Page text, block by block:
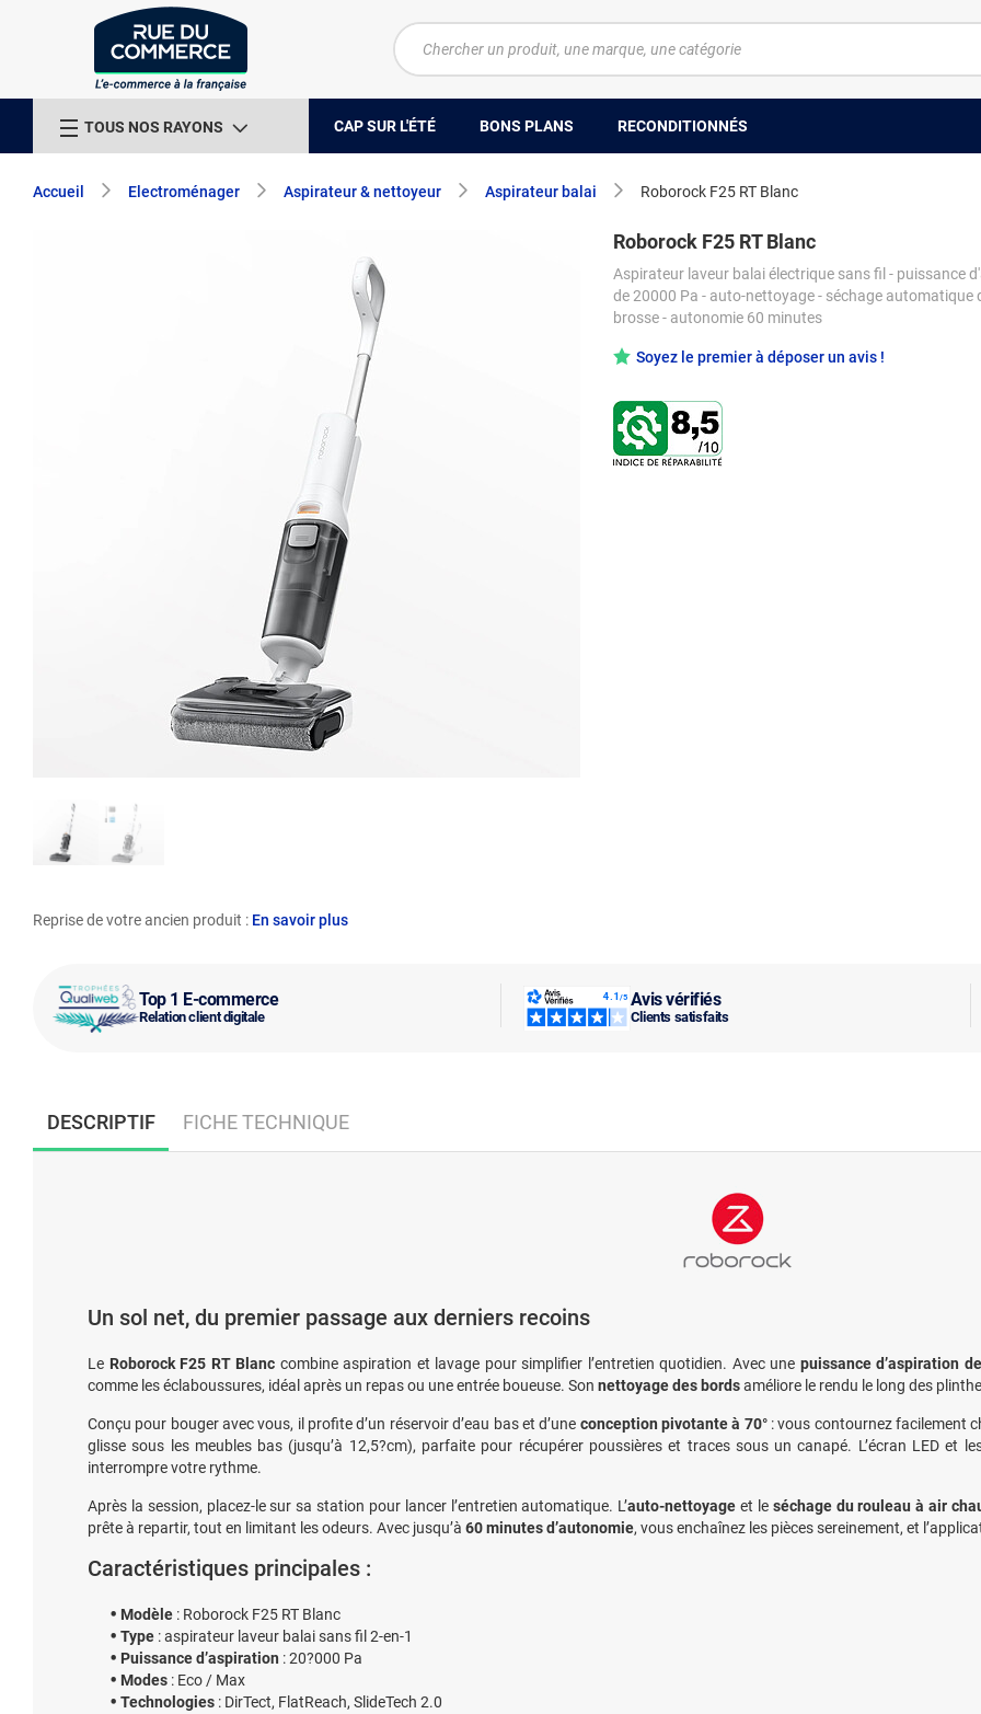
TOUS NOS RAYONS CAP SUR L'ÉTÉ BONS PLANS RECONDITIONNÉS
Accueil Electroménager Aspirateur & nettoyeur Aspirateur balai Roborock F25 RT Blanc
Top 1 E-commerce
Relation client digitale
Avis vérifiés
Clients satisfaits
Reprise de votre ancien produit : En savoir plus
Roborock F25 RT Blanc
Aspirateur laveur balai électrique sans fil - puissance
de 20000 Pa - auto-nettoyage - séchage automatique
brosse - autonomie 60 minutes
Soyez le premier à déposer un avis !
DESCRIPTIF FICHE TECHNIQUE
Un sol net, du premier passage aux derniers recoins
Le Roborock F25 RT Blanc combine aspiration et lavage pour simplifier l’entretien quotidien. Avec une puissance d’aspiration
comme les éclaboussures, idéal après un repas ou une entrée boueuse. Son nettoyage des bordsaméliore le rendu le long des
Conçu pour bouger avec vous, il profite d’un réservoir d’eau bas et d’une conception pivotante à 70°: vous contournez facilement
glisse sous les meubles bas (jusqu’à 12,5?cm), parfaite pour récupérer poussières et traces sous un canapé. L’écran LED et
interrompre votre rythme.
Après la session, placez-le sur sa station pour lancer l’entretien automatique. L’auto-nettoyage et le séchage du rouleau à air
prête à repartir, tout en limitant les odeurs. Avec jusqu’à 60 minutes d’autonomie, vous enchaînez les pièces sereinement, et
Caractéristiques principales :
Modèle : Roborock F25 RT Blanc
Type : aspirateur laveur balai sans fil 2-en-1
Puissance d’aspiration : 20?000 Pa
Modes : Eco / Max
Technologies : DirTect, FlatReach, SlideTech 2.0